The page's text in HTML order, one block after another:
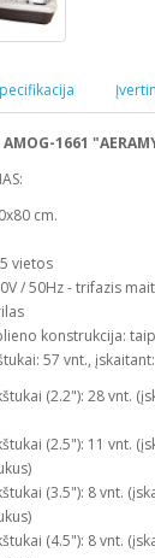
1661
cm.
vietos
/ 50Hz - trifazis
konstrukcija: taip
57 vnt., įskaitant:
(2.2"): 28 vnt.
(2.5"): 11 vnt.
(3.5"): 8 vnt.
(4.5"): 8 vnt.